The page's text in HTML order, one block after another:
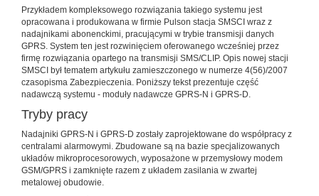
Przykładem kompleksowego rozwiązania takiego systemu jest
opracowana i produkowana w firmie Pulson stacja SMSCI wraz z
nadajnikami abonenckimi, pracującymi w trybie transmisji danych
GPRS. System ten jest rozwinięciem oferowanego wcześniej przez
firmę rozwiązania opartego na transmisji SMS/CLIP. Opis nowej stacji
SMSCI był tematem artykułu zamieszczonego w numerze 4(56)/2007
czasopisma Zabezpieczenia. Poniższy tekst prezentuje część
nadawczą systemu - moduły nadawcze GPRS-N i GPRS-D.
Tryby pracy
Nadajniki GPRS-N i GPRS-D zostały zaprojektowane do współpracy z
centralami alarmowymi. Zbudowane są na bazie specjalizowanych
układów mikroprocesorowych, wyposażone w przemysłowy modem
GSM/GPRS i zamknięte razem z układem zasilania w zwartej
metalowej obudowie.